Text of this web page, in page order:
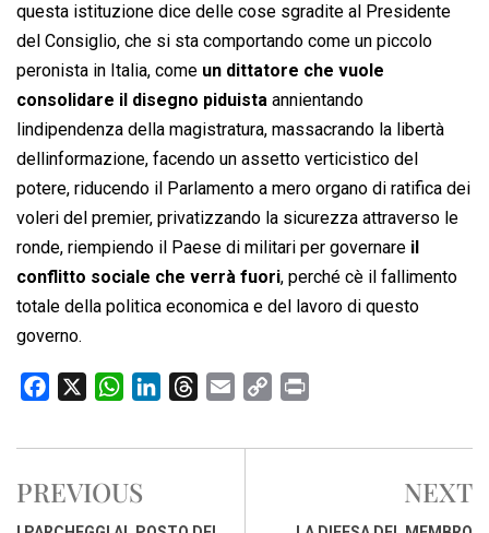
questa istituzione dice delle cose sgradite al Presidente
del Consiglio, che si sta comportando come un piccolo
peronista in Italia, come un dittatore che vuole
consolidare il disegno piduista annientando
lindipendenza della magistratura, massacrando la libertà
dellinformazione, facendo un assetto verticistico del
potere, riducendo il Parlamento a mero organo di ratifica dei
voleri del premier, privatizzando la sicurezza attraverso le
ronde, riempiendo il Paese di militari per governare il
conflitto sociale che verrà fuori, perché cè il fallimento
totale della politica economica e del lavoro di questo
governo.
c
b
o
W
a
s
A
n
d
r
d
a
p
i
PREVIOUS NEXT